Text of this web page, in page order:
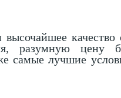
качество
разумную цену
самые лучшие